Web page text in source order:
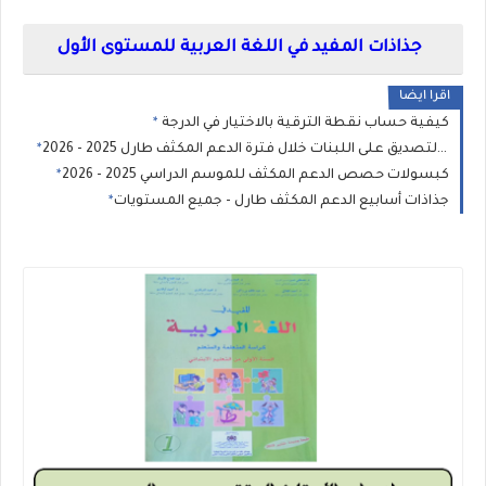
جذاذات المفيد في اللغة العربية للمستوى الأول
اقرا ايضا
كيفية حساب نقطة الترقية بالاختيار في الدرجة
شبكات التتبع والتصديق على اللبنات خلال فترة الدعم المكثف طارل 2025 - 2026
كبسولات حصص الدعم المكثف للموسم الدراسي 2025 - 2026
جذاذات أسابيع الدعم المكثف طارل - جميع المستويات